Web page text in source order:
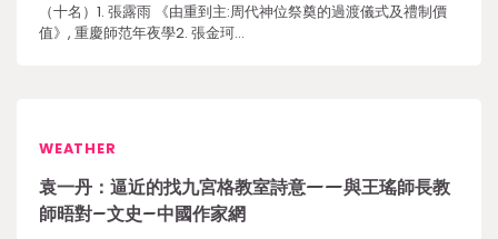
（十名）1. 張露雨 《由重到主:周代神位祭奠的過渡儀式及禮制價
值》, 重慶師范年夜學2. 張金珂…
WEATHER
袁一丹：逼近的找九宮格教室詩意——與王瑤師長教
師晤對–文史–中國作家網